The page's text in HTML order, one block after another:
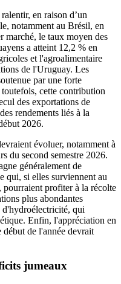
en raison d’un
notamment au Brésil, en
marché, le taux moyen des
a atteint 12,2 % en
et l'agroalimentaire
de l'Uruguay. Les
par une forte
cette contribution
des exportations de
rendements liés à la
2026.
évoluer, notamment à
du second semestre 2026.
généralement de
qui, si elles surviennent au
pourraient profiter à la récolte
plus abondantes
qui
Enfin, l'appréciation en
début de l'année devrait
jumeaux